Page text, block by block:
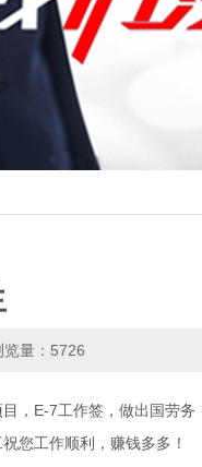
览量：5726
，E-7工作签，做出国劳务
您工作顺利，赚钱多多！